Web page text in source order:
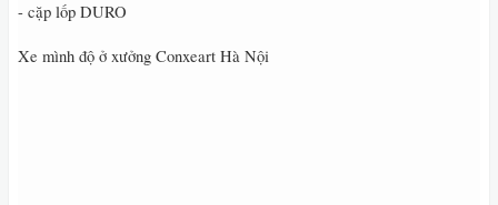
- cặp lốp DURO
Xe mình độ ở xưởng Conxeart Hà Nội